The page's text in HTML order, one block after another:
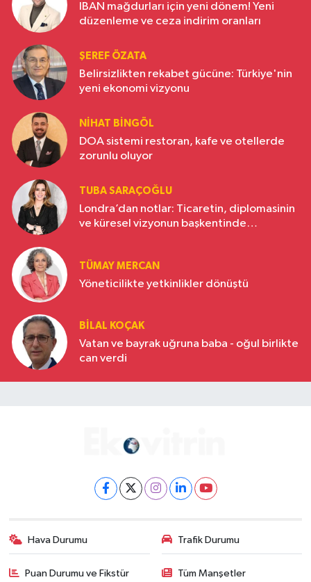
IBAN mağdurları için yeni dönem! Yeni
düzenleme ve ceza indirim oranları
ŞEREF ÖZATA
Belirsizlikten rekabet gücüne: Türkiye'nin
yeni ekonomi vizyonu
NIHAT BINGÖL
DOA sistemi restoran, kafe ve otellerde
zorunlu oluyor
TUBA SARAÇOĞLU
Londra’dan notlar: Ticaretin, diplomasinin
ve küresel vizyonun başkentinde
TÜMAY MERCAN
Yöneticilikte yetkinlikler dönüştü
BILAL KOÇAK
Vatan ve bayrak uğruna baba - oğul birlikte
can verdi
Hava Durumu Trafik Durumu
Puan Durumu ve Fikstür Tüm Manşetler